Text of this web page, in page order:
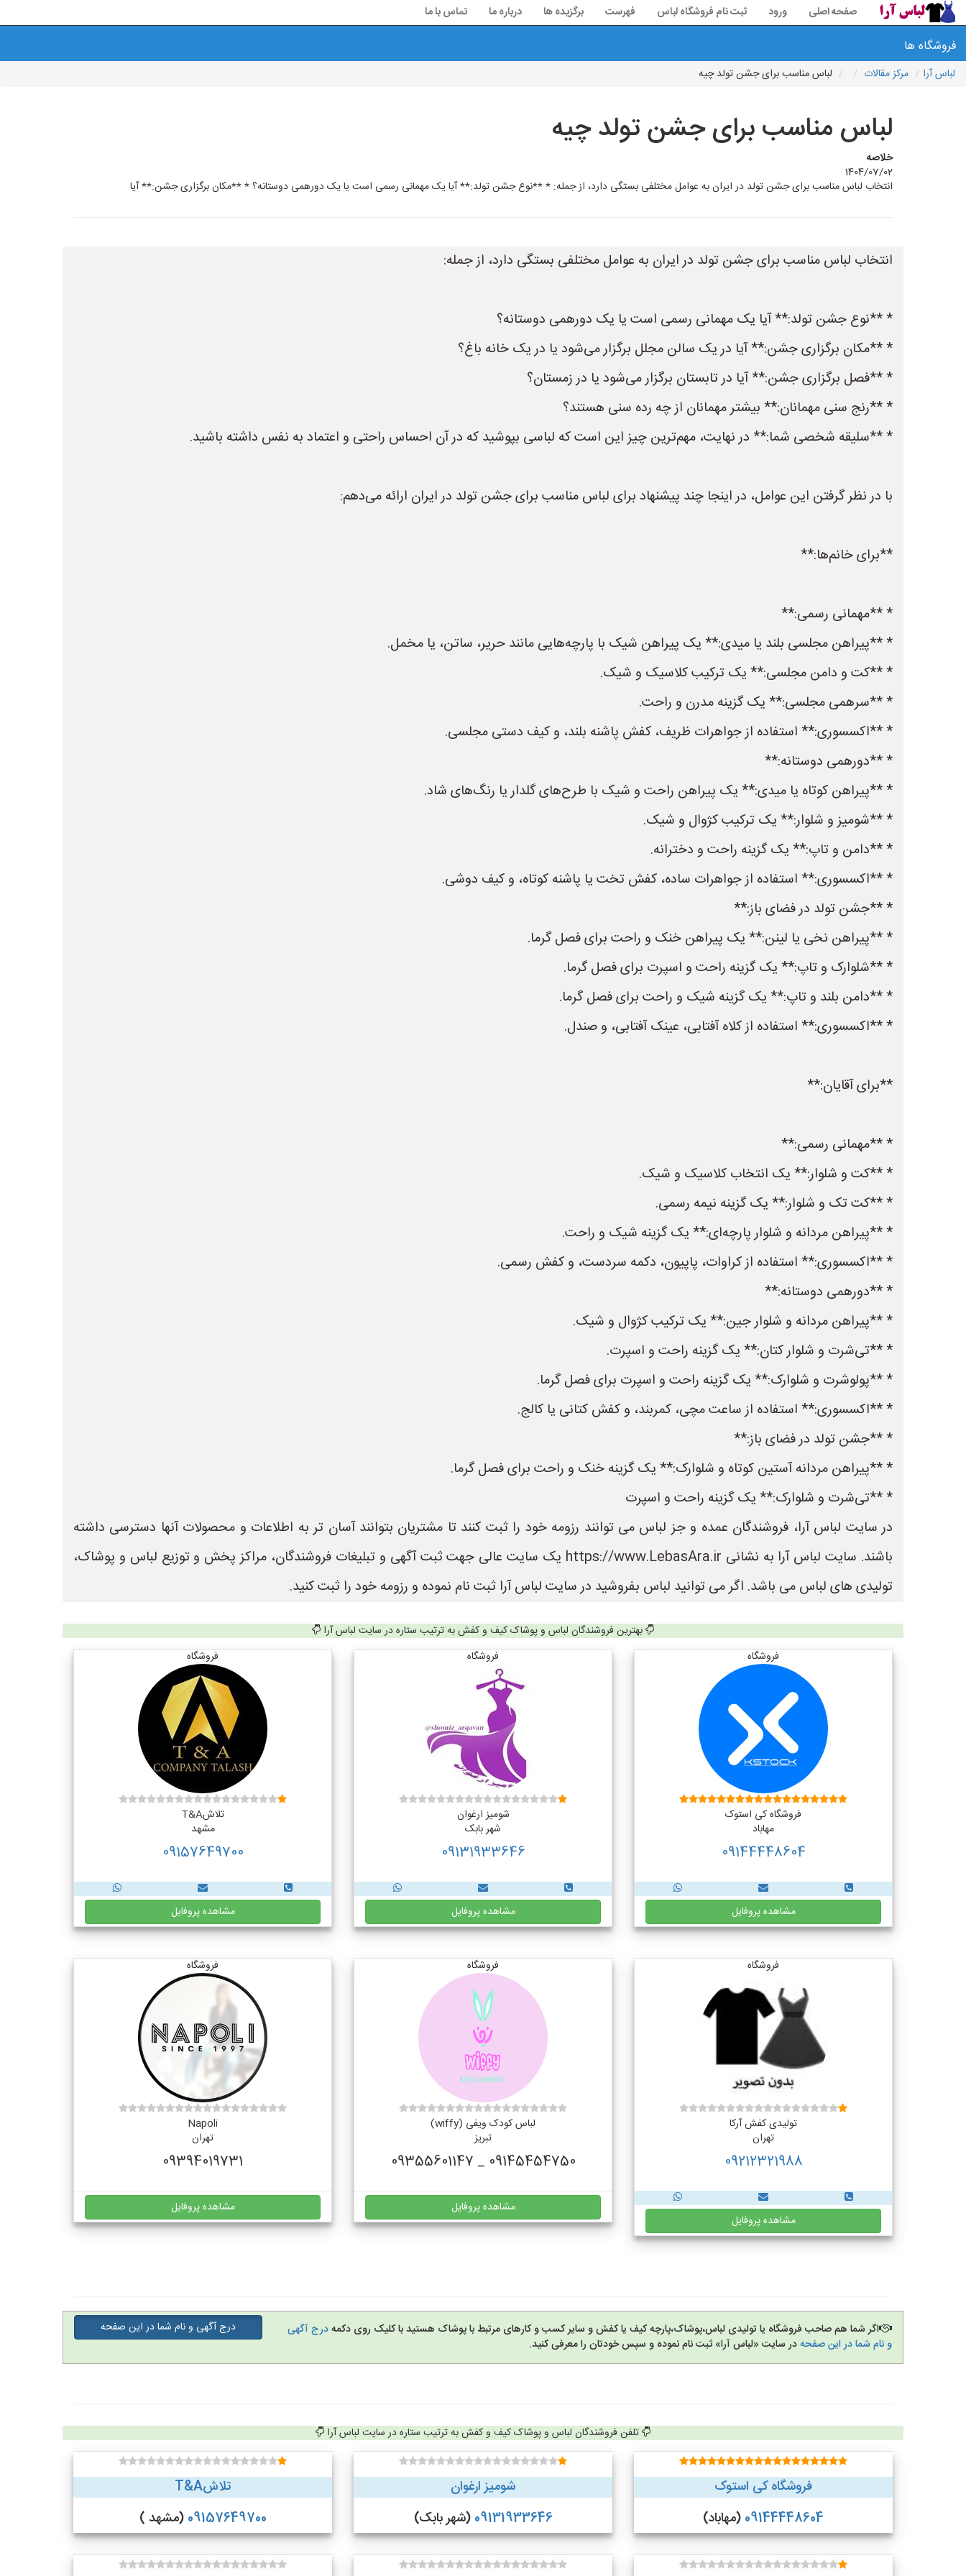
صفحه اصلی ورود ثبت نام فروشگاه لباس فهرست برگزیده ها درباره ما تماس با ما
فروشگاه ها
لباس آرا مرکز مقالات لباس مناسب برای جشن تولد چیه
لباس مناسب برای جشن تولد چیه
خلاصه
1404/07/02
انتخاب لباس مناسب برای جشن تولد در ایران به عوامل مختلفی بستگی دارد، از جمله: * **نوع جشن تولد:** آیا یک مهمانی رسمی است یا یک دورهمی دوستانه؟ * **مکان برگزاری جشن:** آیا
انتخاب لباس مناسب برای جشن تولد در ایران به عوامل مختلفی بستگی دارد، از جمله:
* **نوع جشن تولد:** آیا یک مهمانی رسمی است یا یک دورهمی دوستانه؟
* **مکان برگزاری جشن:** آیا در یک سالن مجلل برگزار می‌شود یا در یک خانه باغ؟
* **فصل برگزاری جشن:** آیا در تابستان برگزار می‌شود یا در زمستان؟
* **رنج سنی مهمانان:** بیشتر مهمانان از چه رده سنی هستند؟
* **سلیقه شخصی شما:** در نهایت، مهم‌ترین چیز این است که لباسی بپوشید که در آن احساس راحتی و اعتماد به نفس داشته باشید.
با در نظر گرفتن این عوامل، در اینجا چند پیشنهاد برای لباس مناسب برای جشن تولد در ایران ارائه می‌دهم:
**برای خانم‌ها:**
* **مهمانی رسمی:**
* **پیراهن مجلسی بلند یا میدی:** یک پیراهن شیک با پارچه‌هایی مانند حریر، ساتن، یا مخمل.
* **کت و دامن مجلسی:** یک ترکیب کلاسیک و شیک.
* **سرهمی مجلسی:** یک گزینه مدرن و راحت.
* **اکسسوری:** استفاده از جواهرات ظریف، کفش پاشنه بلند، و کیف دستی مجلسی.
* **دورهمی دوستانه:**
* **پیراهن کوتاه یا میدی:** یک پیراهن راحت و شیک با طرح‌های گلدار یا رنگ‌های شاد.
* **شومیز و شلوار:** یک ترکیب کژوال و شیک.
* **دامن و تاپ:** یک گزینه راحت و دخترانه.
* **اکسسوری:** استفاده از جواهرات ساده، کفش تخت یا پاشنه کوتاه، و کیف دوشی.
* **جشن تولد در فضای باز:**
* **پیراهن نخی یا لینن:** یک پیراهن خنک و راحت برای فصل گرما.
* **شلوارک و تاپ:** یک گزینه راحت و اسپرت برای فصل گرما.
* **دامن بلند و تاپ:** یک گزینه شیک و راحت برای فصل گرما.
* **اکسسوری:** استفاده از کلاه آفتابی، عینک آفتابی، و صندل.
**برای آقایان:**
* **مهمانی رسمی:**
* **کت و شلوار:** یک انتخاب کلاسیک و شیک.
* **کت تک و شلوار:** یک گزینه نیمه رسمی.
* **پیراهن مردانه و شلوار پارچه‌ای:** یک گزینه شیک و راحت.
* **اکسسوری:** استفاده از کراوات، پاپیون، دکمه سردست، و کفش رسمی.
* **دورهمی دوستانه:**
* **پیراهن مردانه و شلوار جین:** یک ترکیب کژوال و شیک.
* **تی‌شرت و شلوار کتان:** یک گزینه راحت و اسپرت.
* **پولوشرت و شلوارک:** یک گزینه راحت و اسپرت برای فصل گرما.
* **اکسسوری:** استفاده از ساعت مچی، کمربند، و کفش کتانی یا کالج.
* **جشن تولد در فضای باز:**
* **پیراهن مردانه آستین کوتاه و شلوارک:** یک گزینه خنک و راحت برای فصل گرما.
* **تی‌شرت و شلوارک:** یک گزینه راحت و اسپرت
در سایت لباس آرا، فروشندگان عمده و جز لباس می توانند رزومه خود را ثبت کنند تا مشتریان بتوانند آسان تر به اطلاعات و محصولات آنها دسترسی داشته
باشند. سایت لباس آرا به نشانی https://www.LebasAra.ir یک سایت عالی جهت ثبت آگهی و تبلیغات فروشندگان، مراکز پخش و توزیع لباس و پوشاک،
تولیدی های لباس می باشد. اگر می توانید لباس بفروشید در سایت لباس آرا ثبت نام نموده و رزومه خود را ثبت کنید.
بهترین فروشندگان لباس و پوشاک کیف و کفش به ترتیب ستاره در سایت لباس آرا
فروشگاه
فروشگاه کی استوک
مهاباد
09144448604
مشاهده پروفایل
فروشگاه
شومیز ارغوان
شهر بابک
09131933646
مشاهده پروفایل
فروشگاه
تلاشT&A
مشهد
09157649700
مشاهده پروفایل
فروشگاه
تولیدی کفش آرکا
تهران
09212321988
مشاهده پروفایل
فروشگاه
لباس کودک ویفی (wiffy)
تبریز
09145454750 _ 09355601147
مشاهده پروفایل
فروشگاه
Napoli
تهران
09394019731
مشاهده پروفایل
اگر شما هم صاحب فروشگاه یا تولیدی لباس،پوشاک،پارچه کیف یا کفش و سایر کسب و کارهای مرتبط با پوشاک هستید با کلیک روی دکمهدرج آگهی
و نام شما در این صفحهدر سایت «لباس آرا» ثبت نام نموده و سپس خودتان را معرفی کنید.
درج آگهی و نام شما در این صفحه
تلفن فروشندگان لباس و پوشاک کیف و کفش به ترتیب ستاره در سایت لباس آرا
فروشگاه کی استوک
09144448604 (مهاباد)
شومیز ارغوان
09131933646 (شهر بابک)
تلاشT&A
09157649700 (مشهد )